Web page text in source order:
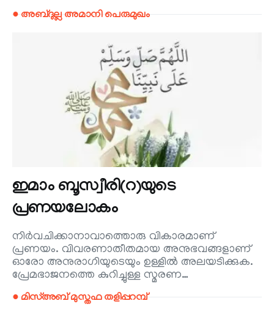
● അബ്ദുല്ല അമാനി പെരുമുഖം
ഇമാം ബൂസ്വീരി(റ)യുടെ
പ്രണയലോകം
നിർവചിക്കാനാവാത്തൊരു വികാരമാണ്
പ്രണയം. വിവരണാതീതമായ അനുഭവങ്ങളാണ്
ഓരോ അനുരാഗിയുടെയും ഉള്ളിൽ അലയടിക്കുക.
പ്രേമഭാജനത്തെ കുറിച്ചുള്ള സ്മരണ…
● മിസ്അബ് മുസ്തഫ തളിപ്പറമ്പ്